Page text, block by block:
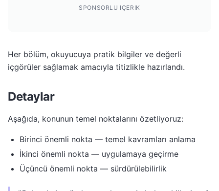
SPONSORLU IÇERIK
Her bölüm, okuyucuya pratik bilgiler ve değerli
içgörüler sağlamak amacıyla titizlikle hazırlandı.
Detaylar
Aşağıda, konunun temel noktalarını özetliyoruz:
Birinci önemli nokta — temel kavramları anlama
İkinci önemli nokta — uygulamaya geçirme
Üçüncü önemli nokta — sürdürülebilirlik